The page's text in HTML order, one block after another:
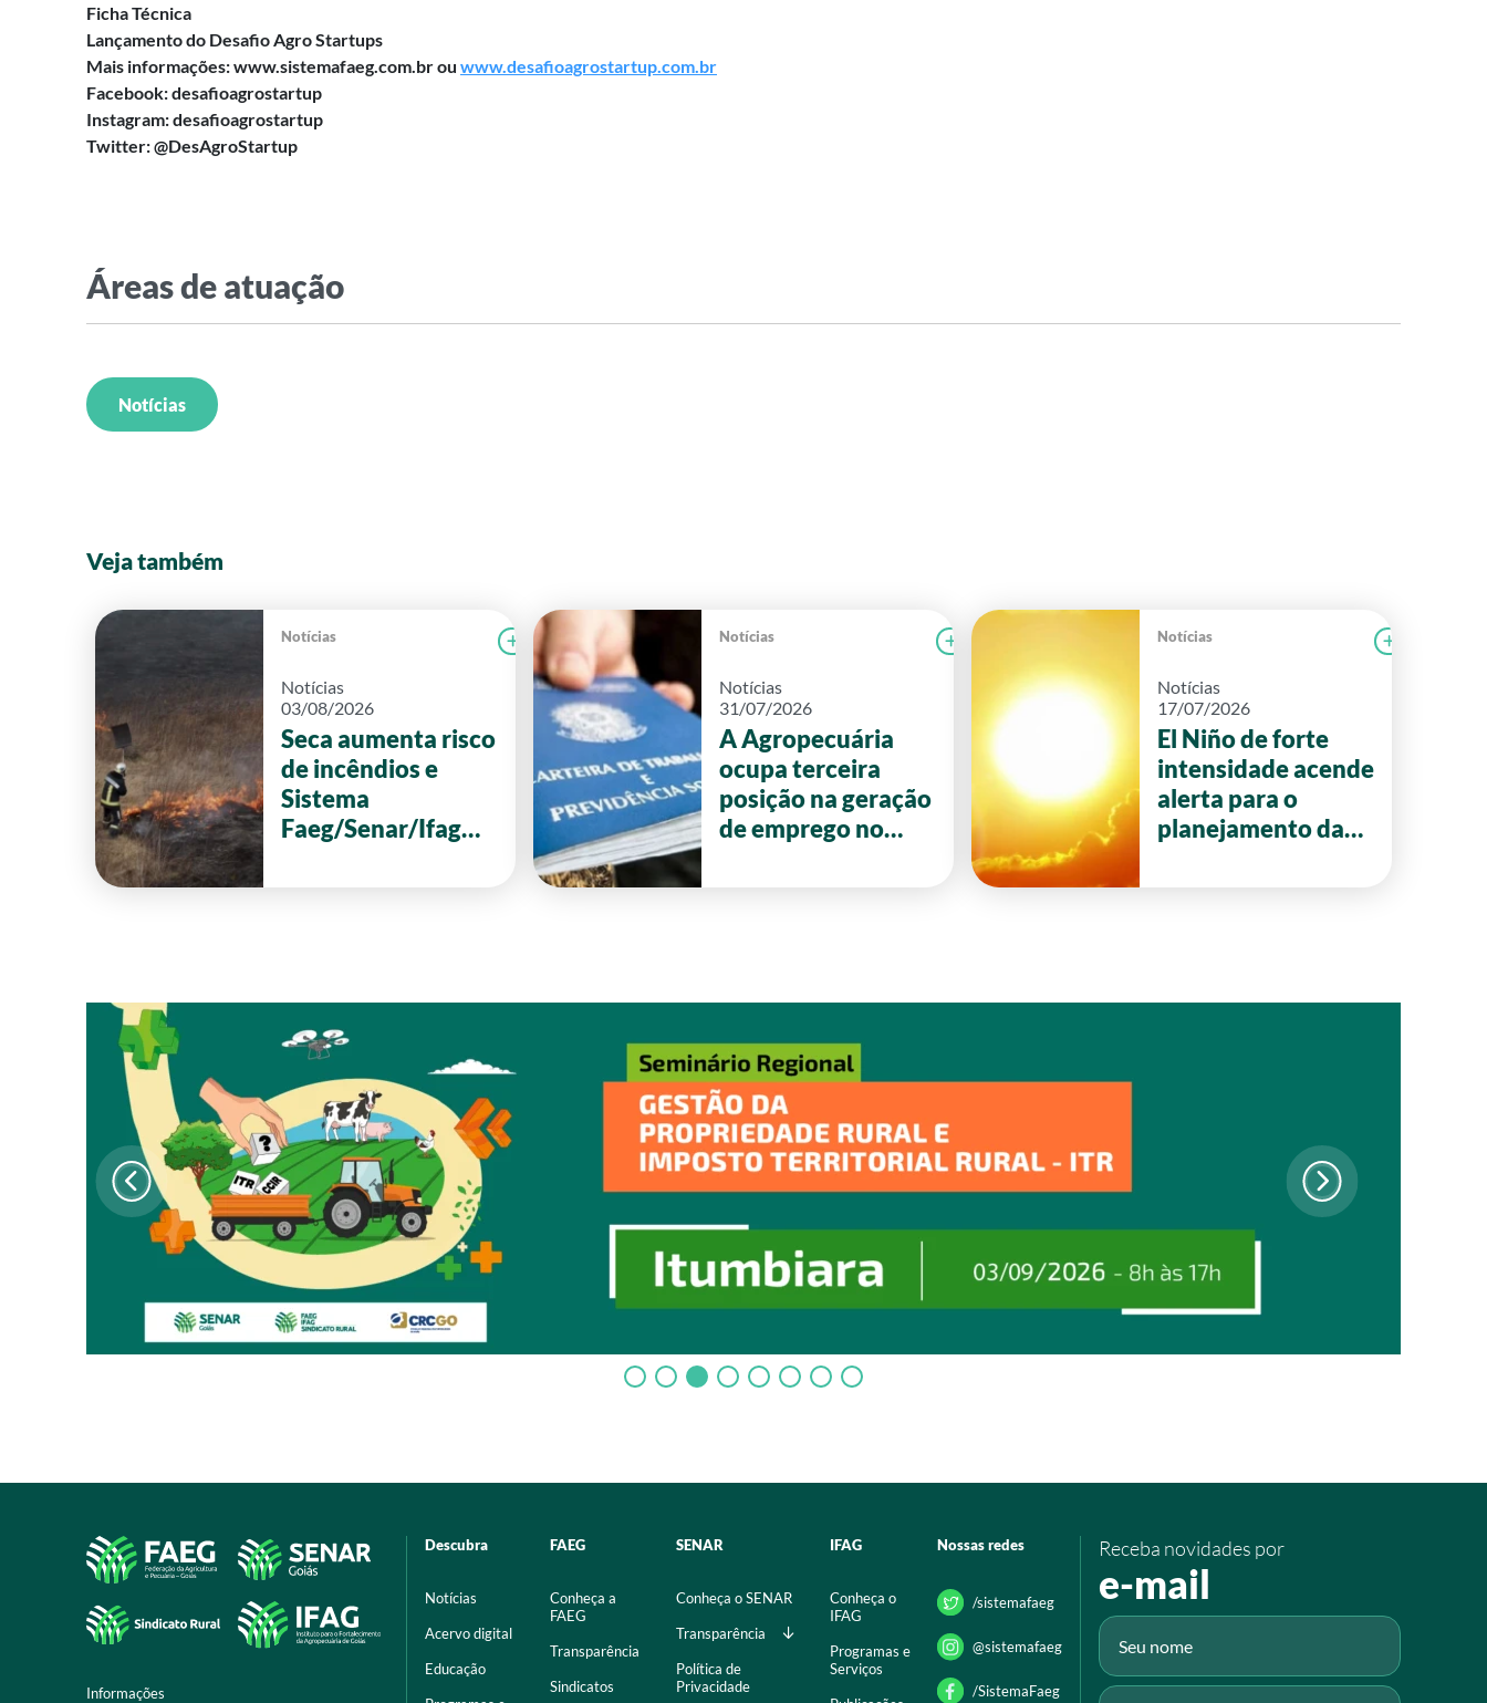
Ficha Técnica
Lançamento do Desafio Agro Startups
Mais informações: www.sistemafaeg.com.br ou www.desafioagrostartup.com.br
Facebook: desafioagrostartup
Instagram: desafioagrostartup
Twitter: @DesAgroStartup
Áreas de atuação
Notícias
Veja também
Notícias
Notícias
03/08/2026
Seca aumenta risco
de incêndios e
Sistema
Faeg/Senar/Ifag
Ler notícia FAEG Notícias
Notícias
31/07/2026
A Agropecuária
ocupa terceira
posição na geração
de emprego no
Notícias
Notícias
17/07/2026
El Niño de forte
intensidade acende
alerta para o
planejamento da
Informações
Descubra
Notícias
Acervo digital
Educação
FAEG
Conheça a
FAEG
Transparência
Sindicatos
SENAR
Conheça o SENAR
Transparência
Política de
Privacidade
IFAG
Conheça o
IFAG
Programas e
Serviços
Nossas redes
/sistemafaeg
@sistemafaeg
/SistemaFaeg
Receba novidades por
e-mail